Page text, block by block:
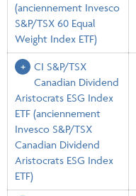
(anciennement Invesco
S&P/TSX 60 Equal
Weight Index ETF)
CI S&P/TSX
Canadian Dividend
Aristocrats ESG Index
ETF (anciennement
Invesco S&P/TSX
Canadian Dividend
Aristocrats ESG Index
ETF)